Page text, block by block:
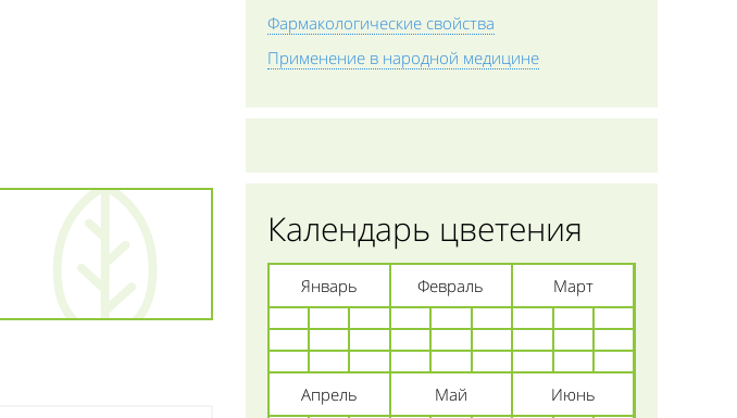
Фармакологические свойства
Применение в народной медицине
Календарь цветения
Январь Февраль Март
Апрель Май Июнь